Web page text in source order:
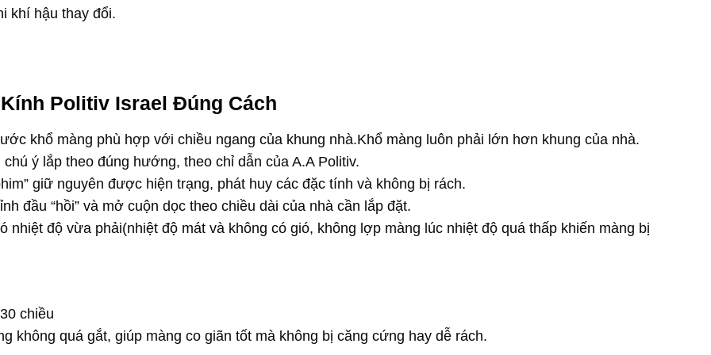
khí hậu thay đổi.
Politiv Israel Đúng Cách
khổ màng phù hợp với chiều ngang của khung nhà.Khổ màng luôn phải lớn hơn khung của nhà.
ý lắp theo đúng hướng, theo chỉ dẫn của A.A Politiv.
giữ nguyên được hiện trạng, phát huy các đặc tính và không bị rách.
đầu “hồi” và mở cuộn dọc theo chiều dài của nhà cần lắp đặt.
nhiệt độ vừa phải(nhiệt độ mát và không có gió, không lợp màng lúc nhiệt độ quá thấp khiến màng bị
chiều
không quá gắt, giúp màng co giãn tốt mà không bị căng cứng hay dễ rách.